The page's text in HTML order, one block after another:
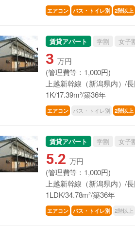
エアコン バス・トイレ別 2階以上
賃貸アパート 学割 女子
3 万円
(管理費等：1,000円)
上越新幹線（新潟県内）/
1K/17.39m²/築36年
エアコン バス・トイレ別 2階以上
賃貸アパート 学割 女子
5.2 万円
(管理費等：1,000円)
上越新幹線（新潟県内）/
1LDK/34.78m²/築36年
エアコン バス・トイレ別 2階以上